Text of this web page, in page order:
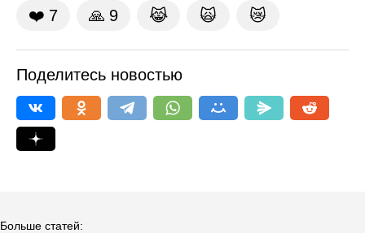
❤️ 7 🙏 9 😹 🙀 😿
Поделитесь новостью
Больше статей: